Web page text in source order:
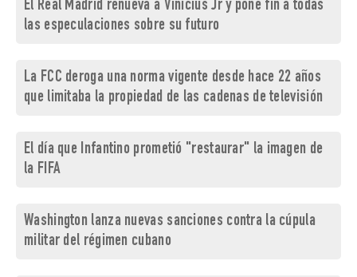
El Real Madrid renueva a Vinícius Jr y pone fin a todas
las especulaciones sobre su futuro
La FCC deroga una norma vigente desde hace 22 años
que limitaba la propiedad de las cadenas de televisión
El día que Infantino prometió "restaurar" la imagen de
la FIFA
Washington lanza nuevas sanciones contra la cúpula
militar del régimen cubano